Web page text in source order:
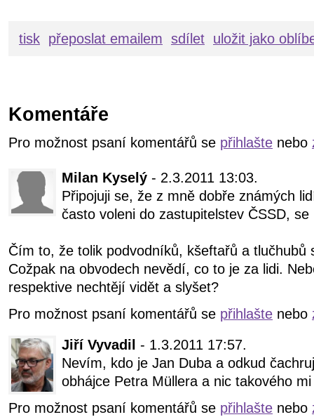
tisk přeposlat emailem sdílet uložit jako
Komentáře
Pro možnost psaní komentářů se přihlašte nebo
Milan Kyselý - 2.3.2011 13:03.
Připojuji se, že z mně dobře známých
často voleni do zastupitelstev ČSSD,
Čím to, že tolik podvodníků, kšeftařů a tlučhubů
Cožpak na obvodech nevědí, co to je za lidi.
respektive nechtějí vidět a slyšet?
Pro možnost psaní komentářů se přihlašte nebo
Jiří Vyvadil - 1.3.2011 17:57.
Nevím, kdo je Jan Duba a odkud
obhájce Petra Müllera a nic takového
Pro možnost psaní komentářů se přihlašte nebo